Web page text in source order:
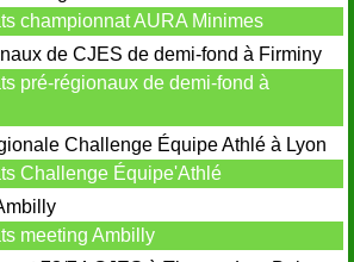
championnat AURA Minimes
de CJES de demi-fond à Firminy
pré-régionaux de demi-fond à
Challenge Équipe Athlé à Lyon
Challenge Équipe'Athlé
meeting Ambilly